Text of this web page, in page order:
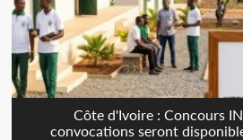
Côte d'Ivoire : Concours
convocations seront